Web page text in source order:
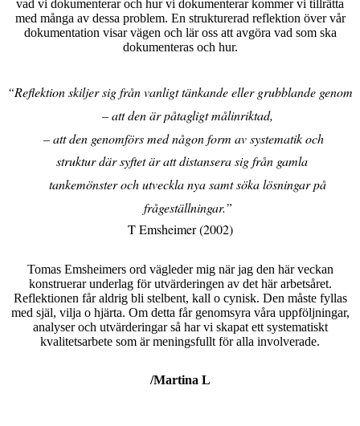
vad vi dokumenterar och hur vi dokumenterar kommer vi tillrätta
med många av dessa problem. En strukturerad reflektion över vår
dokumentation visar vägen och lär oss att avgöra vad som ska
dokumenteras och hur.
“Reflektion skiljer sig från vanligt tänkande eller grubblande genom
– att den är påtagligt målinriktad,
– att den genomförs med någon form av systematik och
struktur där syftet är att distansera sig från gamla
tankemönster och utveckla nya samt söka lösningar på
frågeställningar.”
T Emsheimer (2002)
Tomas Emsheimers ord vägleder mig när jag den här veckan
konstruerar underlag för utvärderingen av det här arbetsåret.
Reflektionen får aldrig bli stelbent, kall o cynisk. Den måste fyllas
med själ, vilja o hjärta. Om detta får genomsyra våra uppföljningar,
analyser och utvärderingar så har vi skapat ett systematiskt
kvalitetsarbete som är meningsfullt för alla involverade.
/Martina L